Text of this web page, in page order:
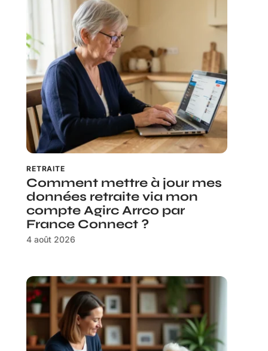
RETRAITE
Comment mettre à jour mes
données retraite via mon
compte Agirc Arrco par
France Connect ?
4 août 2026